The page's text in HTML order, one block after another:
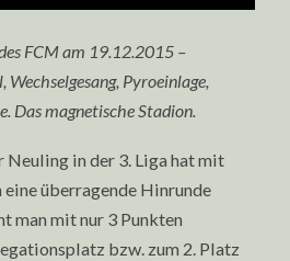
FCM am 19.12.2015 –
Pyroeinlage,
Das magnetische Stadion.
in der 3. Liga hat mit
eine überragende Hinrunde
man mit nur 3 Punkten
bzw. zum 2. Platz